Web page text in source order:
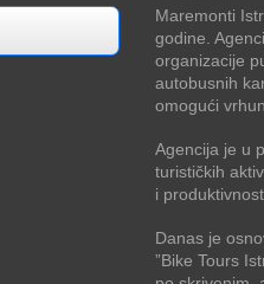
Maremonti
godine.
organizacije
autobusnih
omogući
Agencija je u
turističkih
i
Danas je
”Bike Tours